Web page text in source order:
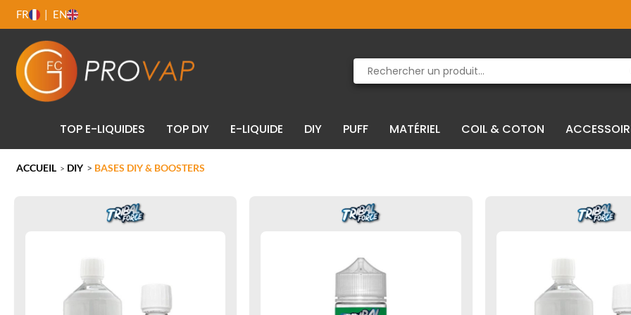
FR EN
TOP E-LIQUIDES TOP DIY E-LIQUIDE DIY PUFF MATÉRIEL COIL & COTON
ACCUEIL > DIY > BASES DIY & BOOSTERS